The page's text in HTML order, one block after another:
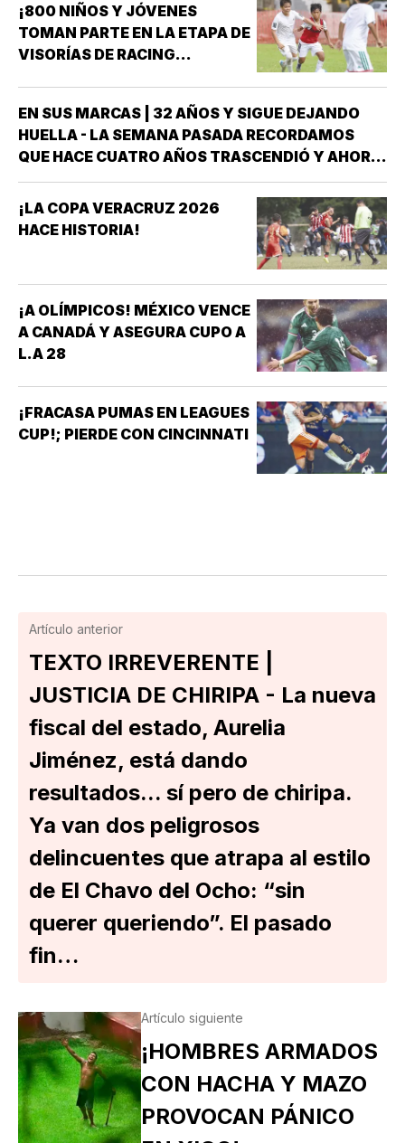
¡800 NIÑOS Y JÓVENES
TOMAN PARTE EN LA ETAPA DE
VISORÍAS DE RACING
EN SUS MARCAS | 32 AÑOS Y SIGUE DEJANDO
HUELLA - LA SEMANA PASADA RECORDAMOS
QUE HACE CUATRO AÑOS TRASCENDIÓ Y AHORA
FORMA PARTE DE LA HISTORIA DEL DEPORTE
VERACRUZANO Y DE MÉXICO LA NADADORA DEL
CLUB ACUARIO ANA ROSA GRAHAM BAZÁN *ANA
¡LA COPA VERACRUZ 2026
HACE HISTORIA!
¡A OLÍMPICOS! MÉXICO VENCE
A CANADÁ Y ASEGURA CUPO A
L.A 28
¡FRACASA PUMAS EN LEAGUES
CUP!; PIERDE CON CINCINNATI
Artículo anterior
TEXTO IRREVERENTE |
JUSTICIA DE CHIRIPA - La nueva
fiscal del estado, Aurelia
Jiménez, está dando
resultados... sí pero de chiripa.
Ya van dos peligrosos
delincuentes que atrapa al estilo
de El Chavo del Ocho: “sin
querer queriendo”. El pasado
fin…
Artículo siguiente
¡HOMBRES ARMADOS
CON HACHA Y MAZO
PROVOCAN PÁNICO